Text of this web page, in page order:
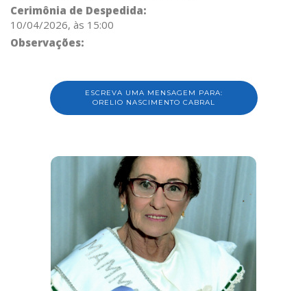
Cerimônia de Despedida:
10/04/2026, às 15:00
Observações:
ESCREVA UMA MENSAGEM PARA:
ORELIO NASCIMENTO CABRAL